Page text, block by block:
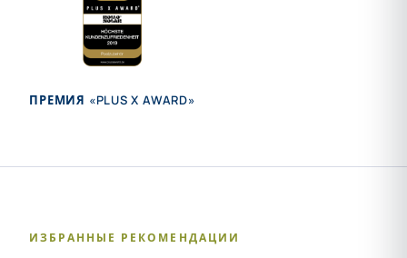
ПРЕМИЯ «PLUS X AWARD»
ИЗБРАННЫЕ РЕКОМЕНДАЦИИ